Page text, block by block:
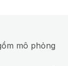
mô phỏng